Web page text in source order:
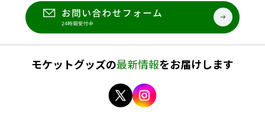
モケットグッズの最新情報をお届けします